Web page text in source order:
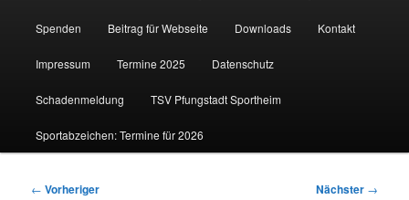
Spenden Beitrag für Webseite Downloads Kontakt
Impressum Termine 2025 Datenschutz
Schadenmeldung TSV Pfungstadt Sportheim
Sportabzeichen: Termine für 2026
Beitragsnavigation
← Vorheriger Nächster →